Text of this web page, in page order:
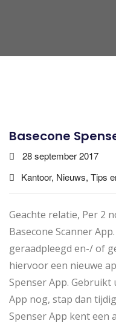
Basecone
28 september 2017
Kantoor, Nieuws, Tips
Geachte relatie, Per 2
Basecone Scanner
geraadpleegd en-/ of
hiervoor een nieuwe
Spenser App. Gebruikt
App nog, stap dan
Spenser App kent een